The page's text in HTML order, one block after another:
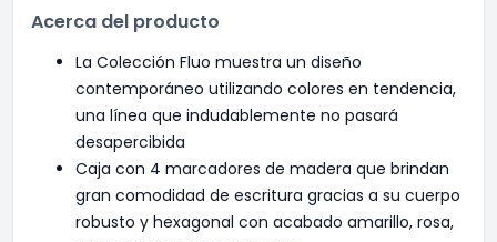
Acerca del producto
La Colección Fluo muestra un diseño
contemporáneo utilizando colores en tendencia,
una línea que indudablemente no pasará
desapercibida
Caja con 4 marcadores de madera que brindan
gran comodidad de escritura gracias a su cuerpo
robusto y hexagonal con acabado amarillo, rosa,